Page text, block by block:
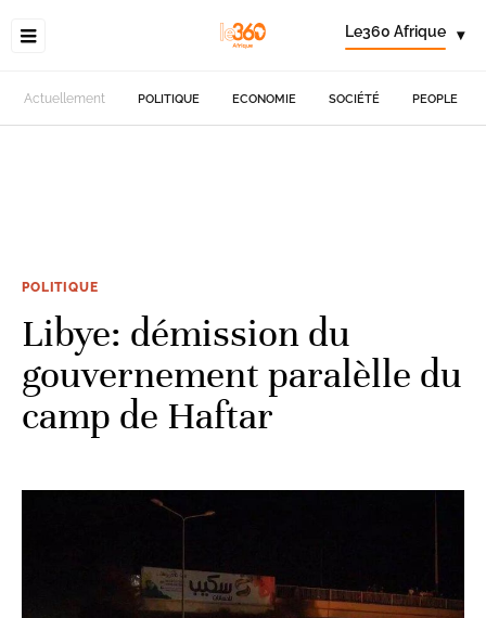
Le360 Afrique ▾
Actuellement POLITIQUE ECONOMIE SOCIÉTÉ PEOPLE
POLITIQUE
Libye: démission du
gouvernement paralèlle du
camp de Haftar